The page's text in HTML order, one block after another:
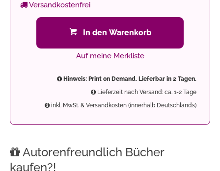
Versandkostenfrei
In den Warenkorb
Auf meine Merkliste
Hinweis: Print on Demand. Lieferbar in 2 Tagen.
Lieferzeit nach Versand: ca. 1-2 Tage
inkl. MwSt. & Versandkosten (innerhalb Deutschlands)
Autorenfreundlich Bücher
kaufen?!